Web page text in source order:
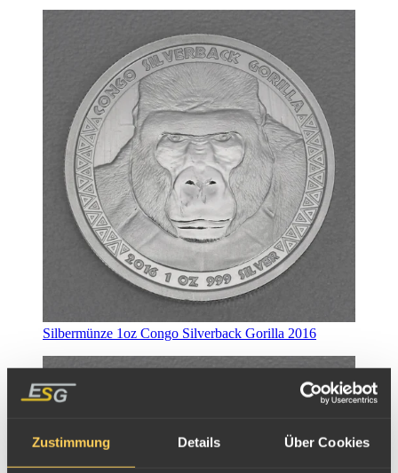
Zustimmung Details Über Cookies
Silbermünze 1oz Congo Silverback Gorilla 2016